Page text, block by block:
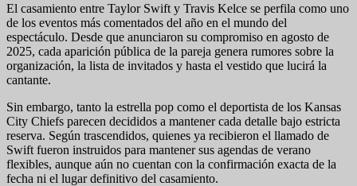
El casamiento entre Taylor Swift y Travis Kelce se perfila como uno
de los eventos más comentados del año en el mundo del
espectáculo. Desde que anunciaron su compromiso en agosto de
2025, cada aparición pública de la pareja genera rumores sobre la
organización, la lista de invitados y hasta el vestido que lucirá la
cantante.
Sin embargo, tanto la estrella pop como el deportista de los Kansas
City Chiefs parecen decididos a mantener cada detalle bajo estricta
reserva. Según trascendidos, quienes ya recibieron el llamado de
Swift fueron instruidos para mantener sus agendas de verano
flexibles, aunque aún no cuentan con la confirmación exacta de la
fecha ni el lugar definitivo del casamiento.